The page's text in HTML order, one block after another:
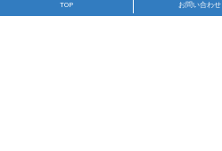
TOP お問い合わせ